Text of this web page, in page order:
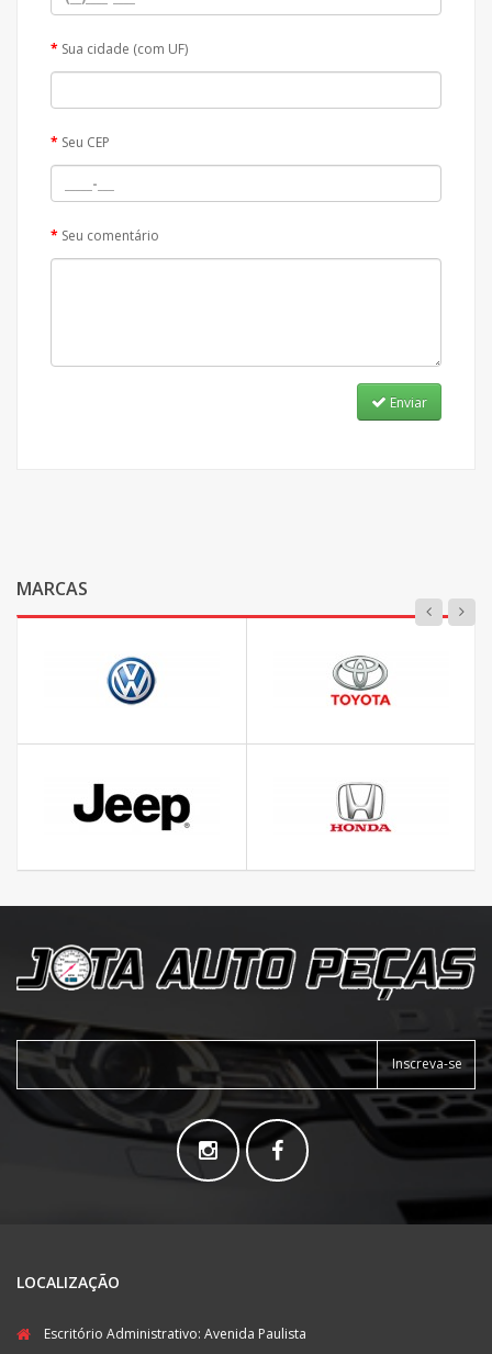
Sua cidade (com UF)
Seu CEP
Seu comentário
Enviar
MARCAS
Inscreva-se
LOCALIZAÇÃO
Escritório Administrativo: Avenida Paulista